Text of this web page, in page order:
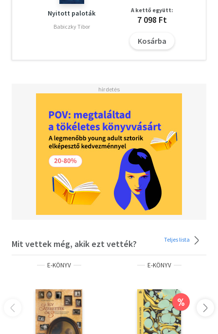
A letöltéssel kapcsolatos kérdésekreitttalálhat választ.
Nyitott paloták
Babiczky Tibor
A kettő együtt:
7 098 Ft
Kosárba
Mit vettek még, akik ezt vették? Teljes lista
E-KÖNYV E-KÖNYV
%